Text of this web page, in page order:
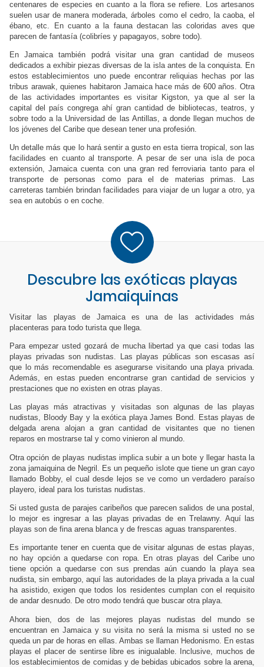
centenares de especies en cuanto a la flora se refiere. Los artesanos
suelen usar de manera moderada, árboles como el cedro, la caoba, el
ébano, etc. En cuanto a la fauna destacan las coloridas aves que
parecen de fantasía (colibríes y papagayos, sobre todo).
En Jamaica también podrá visitar una gran cantidad de museos
dedicados a exhibir piezas diversas de la isla antes de la conquista. En
estos establecimientos uno puede encontrar reliquias hechas por las
tribus arawak, quienes habitaron Jamaica hace más de 600 años. Otra
de las actividades importantes es visitar Kigston, ya que al ser la
capital del país congrega ahí gran cantidad de bibliotecas, teatros, y
sobre todo a la Universidad de las Antillas, a donde llegan muchos de
los jóvenes del Caribe que desean tener una profesión.
Un detalle más que lo hará sentir a gusto en esta tierra tropical, son las
facilidades en cuanto al transporte. A pesar de ser una isla de poca
extensión, Jamaica cuenta con una gran red ferroviaria tanto para el
transporte de personas como para el de materias primas. Las
carreteras también brindan facilidades para viajar de un lugar a otro, ya
sea en autobús o en coche.
Descubre las exóticas playas
Jamaiquinas
Visitar las playas de Jamaica es una de las actividades más
placenteras para todo turista que llega.
Para empezar usted gozará de mucha libertad ya que casi todas las
playas privadas son nudistas. Las playas públicas son escasas así
que lo más recomendable es asegurarse visitando una playa privada.
Además, en estas pueden encontrarse gran cantidad de servicios y
prestaciones que no existen en otras playas.
Las playas más atractivas y visitadas son algunas de las playas
nudistas, Bloody Bay y la exótica playa James Bond. Estas playas de
delgada arena alojan a gran cantidad de visitantes que no tienen
reparos en mostrarse tal y como vinieron al mundo.
Otra opción de playas nudistas implica subir a un bote y llegar hasta la
zona jamaiquina de Negril. Es un pequeño islote que tiene un gran cayo
llamado Bobby, el cual desde lejos se ve como un verdadero paraíso
playero, ideal para los turistas nudistas.
Si usted gusta de parajes caribeños que parecen salidos de una postal,
lo mejor es ingresar a las playas privadas de en Trelawny. Aquí las
playas son de fina arena blanca y de frescas aguas transparentes.
Es importante tener en cuenta que de visitar algunas de estas playas,
no hay opción a quedarse con ropa. En otras playas del Caribe uno
tiene opción a quedarse con sus prendas aún cuando la playa sea
nudista, sin embargo, aquí las autoridades de la playa privada a la cual
ha asistido, exigen que todos los residentes cumplan con el requisito
de andar desnudo. De otro modo tendrá que buscar otra playa.
Ahora bien, dos de las mejores playas nudistas del mundo se
encuentran en Jamaica y su visita no será la misma si usted no se
queda un par de horas en ellas. Ambas se llaman Hedonismo. En estas
playas el placer de sentirse libre es inigualable. Inclusive, muchos de
los establecimientos de comidas y de bebidas ubicados sobre la arena,